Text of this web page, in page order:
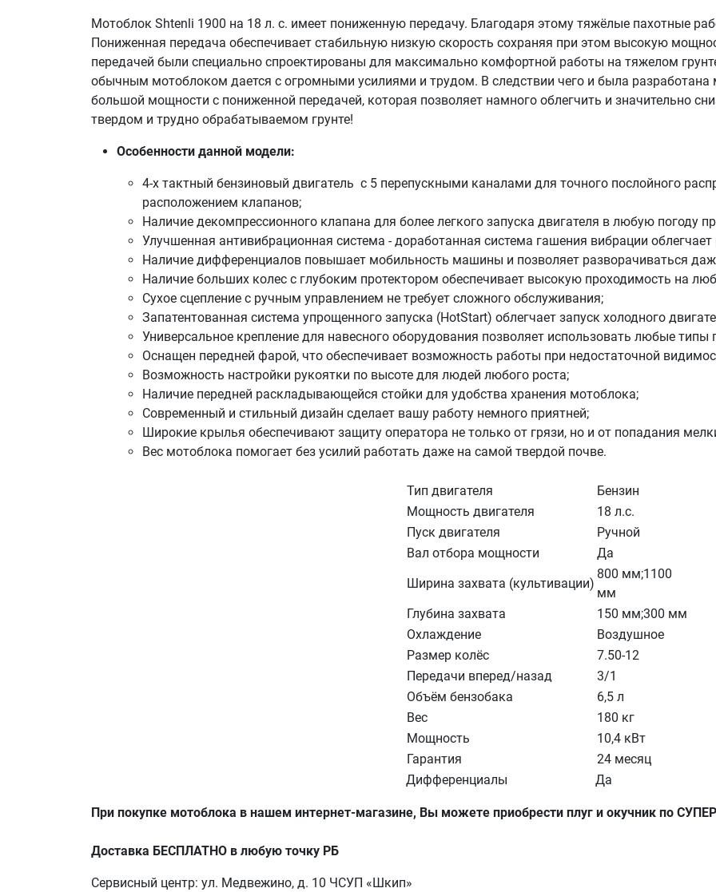
Мотоблок Shtenli 1900 на 18 л. с. имеет пониженную передачу. Благодаря этому тяжёлые пахотные
Пониженная передача обеспечивает стабильную низкую скорость сохраняя при этом высокую
передачей были специально спроектированы для максимально комфортной работы на тяжелом
обычным мотоблоком дается с огромными усилиями и трудом. В следствии чего и была разработана
большой мощности с пониженной передачей, которая позволяет намного облегчить и значительно
твердом и трудно обрабатываемом грунте!
Особенности данной модели:
4-х тактный бензиновый двигатель с 5 перепускными каналами для точного послойного
расположением клапанов;
Наличие декомпрессионного клапана для более легкого запуска двигателя в любую погоду
Улучшенная антивибрационная система - доработанная система гашения вибрации
Наличие дифференциалов повышает мобильность машины и позволяет разворачиваться
Наличие больших колес с глубоким протектором обеспечивает высокую проходимость на
Сухое сцепление с ручным управлением не требует сложного обслуживания;
Запатентованная система упрощенного запуска (HotStart) облегчает запуск холодного
Универсальное крепление для навесного оборудования позволяет использовать любые типы
Оснащен передней фарой, что обеспечивает возможность работы при недостаточной
Возможность настройки рукоятки по высоте для людей любого роста;
Наличие передней раскладывающейся стойки для удобства хранения мотоблока;
Современный и стильный дизайн сделает вашу работу немного приятней;
Широкие крылья обеспечивают защиту оператора не только от грязи, но и от попадания
Вес мотоблока помогает без усилий работать даже на самой твердой почве.
Тип двигателя
Бензин
Мощность двигателя
18 л.с.
Пуск двигателя
Ручной
Вал отбора мощности
Да
Ширина захвата (культивации)
800 мм;1100
мм
Глубина захвата
150 мм;300 мм
Охлаждение
Воздушное
Размер колёс
7.50-12
Передачи вперед/назад
3/1
Объём бензобака
6,5 л
Вес
180 кг
Мощность
10,4 кВт
Гарантия
24 месяц
Дифференциалы
Да
При покупке мотоблока в нашем интернет-магазине, Вы можете приобрести плуг и окучник по
Доставка БЕСПЛАТНО в любую точку РБ
Сервисный центр: ул. Медвежино, д. 10 ЧСУП «Шкип»